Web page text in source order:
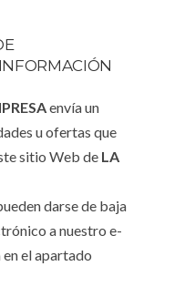
envía un
u ofertas que
sitio Web de LA
darse de baja
a nuestro e-
el apartado